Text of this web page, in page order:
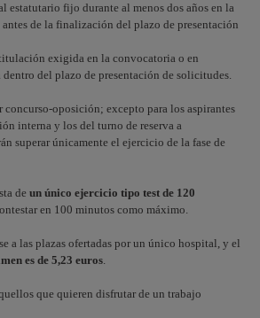
estatutario fijo durante al menos dos años en la
de la finalización del plazo de presentación
exigida en la convocatoria o en
del plazo de presentación de solicitudes.
concurso-oposición; excepto para los aspirantes
interna y los del turno de reserva a
superar únicamente el ejercicio de la fase de
de un único ejercicio tipo test de 120
en 100 minutos como máximo.
a las plazas ofertadas por un único hospital, y el
es de 5,23 euros.
que quieren disfrutar de un trabajo